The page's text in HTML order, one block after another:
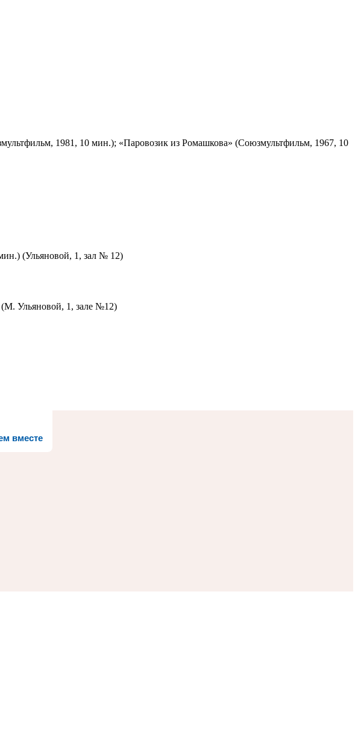
1981, 10 мин.); «Паровозик из Ромашкова» (Союзмультфильм, 1967, 10
(Ульяновой, 1, зал № 12)
(М. Ульяновой, 1, зале №12)
вместе